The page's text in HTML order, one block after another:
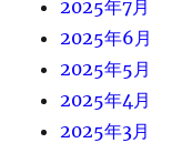
2025年7月
2025年6月
2025年5月
2025年4月
2025年3月